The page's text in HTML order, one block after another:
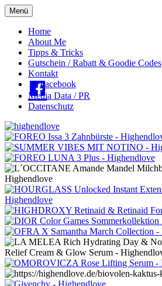
Menü
Oberes
Menü
Home
About Me
Tipps & Tricks
Gutschein / Rabatt & Goodie Codes
Kontakt
Facebook
Media Data / PR
Datenschutz